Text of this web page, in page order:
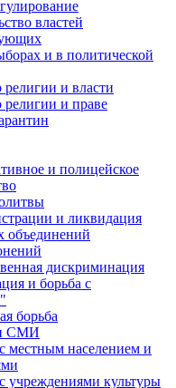
властей
и в политической
и власти
религии и праве
и полицейское
и ликвидация
объединений
дискриминация
и борьба с
борьба
СМИ
местным населением и
учреждениями культуры